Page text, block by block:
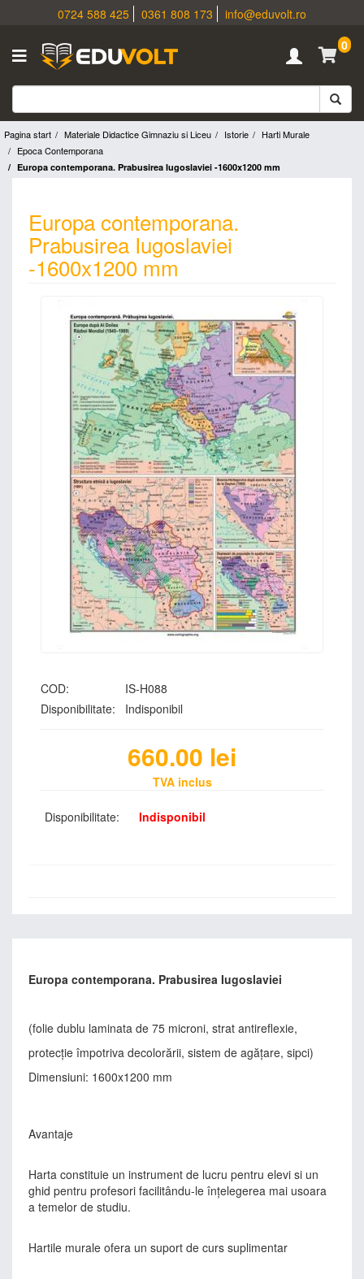
0724 588 425 0361 808 173
info@eduvolt.ro
0
Pagina start Materiale Didactice Gimnaziu si Liceu Istorie
Harti Murale
Epoca Contemporana
Europa contemporana. Prabusirea Iugoslaviei -1600x1200 mm
Europa contemporana.
Prabusirea Iugoslaviei
-1600x1200 mm
COD:
IS-H088
Disponibilitate:
Indisponibil
660.00 lei
TVA inclus
Disponibilitate: Indisponibil
Europa contemporana. Prabusirea Iugoslaviei
(folie dublu laminata de 75 microni, strat antireflexie,
protecţie împotriva decolorării, sistem de agăţare, sipci)
Dimensiuni: 1600x1200 mm
Avantaje
Harta constituie un instrument de lucru pentru elevi si un
ghid pentru profesori facilitându-le înţelegerea mai usoara
a temelor de studiu.
Hartile murale ofera un suport de curs suplimentar